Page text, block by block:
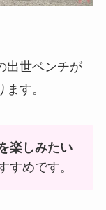
出世ベンチが
す。
楽しみたい
すめです。